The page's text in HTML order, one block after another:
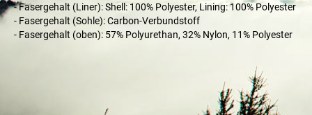
- Fasergehalt (Liner): Shell: 100% Polyester, Lining: 100% Polyester
- Fasergehalt (Sohle): Carbon-Verbundstoff
- Fasergehalt (oben): 57% Polyurethan, 32% Nylon, 11% Polyester